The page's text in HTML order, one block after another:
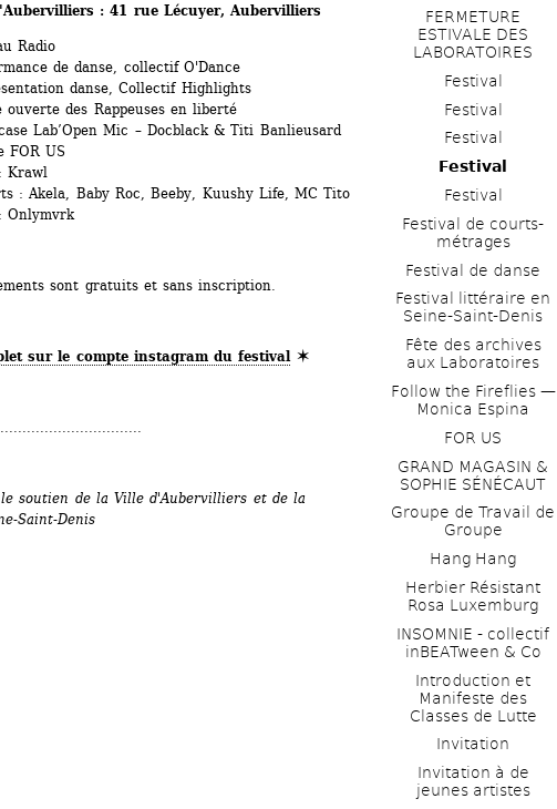
: 41 rue Lécuyer, Aubervilliers
Radio
de danse, collectif O'Dance
danse, Collectif Highlights
ouverte des Rappeuses en liberté
Lab’Open Mic – Docblack & Titi Banlieusard
FOR US
Baby Roc, Beeby, Kuushy Life, MC Tito
sont gratuits et sans inscription.
sur le compte instagram du festival✶
soutien de la Ville d'Aubervilliers et de la
Saint-Denis
FERMETURE
ESTIVALE DES
LABORATOIRES
Festival
Festival
Festival
Festival
Festival
Festival de courts-
métrages
Festival de danse
Festival littéraire en
Seine-Saint-Denis
Fête des archives
aux Laboratoires
Follow the Fireflies —
Monica Espina
FOR US
GRAND MAGASIN &
SOPHIE SÉNÉCAUT
Groupe de Travail de
Groupe
Hang Hang
Herbier Résistant
Rosa Luxemburg
INSOMNIE - collectif
inBEATween & Co
Introduction et
Manifeste des
Classes de Lutte
Invitation
Invitation à de
jeunes artistes